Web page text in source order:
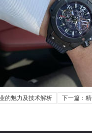
的魅力及技术解析 下一篇：